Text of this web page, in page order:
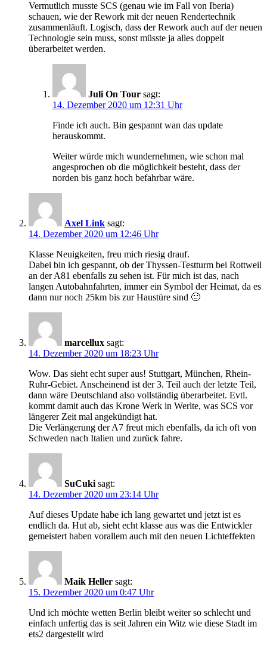
Vermutlich musste SCS (genau wie im Fall von Iberia)
schauen, wie der Rework mit der neuen Rendertechnik
zusammenläuft. Logisch, dass der Rework auch auf der neuen
Technologie sein muss, sonst müsste ja alles doppelt
überarbeitet werden.
Juli On Tour sagt:
14. Dezember 2020 um 12:31 Uhr
Finde ich auch. Bin gespannt wan das update
herauskommt.
Weiter würde mich wundernehmen, wie schon mal
angesprochen ob die möglichkeit besteht, dass der
norden bis ganz hoch befahrbar wäre.
Axel Link sagt:
14. Dezember 2020 um 12:46 Uhr
Klasse Neuigkeiten, freu mich riesig drauf.
Dabei bin ich gespannt, ob der Thyssen-Testturm bei Rottweil
an der A81 ebenfalls zu sehen ist. Für mich ist das, nach
langen Autobahnfahrten, immer ein Symbol der Heimat, da es
dann nur noch 25km bis zur Haustüre sind 🙂
marcellux sagt:
14. Dezember 2020 um 18:23 Uhr
Wow. Das sieht echt super aus! Stuttgart, München, Rhein-
Ruhr-Gebiet. Anscheinend ist der 3. Teil auch der letzte Teil,
dann wäre Deutschland also vollständig überarbeitet. Evtl.
kommt damit auch das Krone Werk in Werlte, was SCS vor
längerer Zeit mal angekündigt hat.
Die Verlängerung der A7 freut mich ebenfalls, da ich oft von
Schweden nach Italien und zurück fahre.
SuCuki sagt:
14. Dezember 2020 um 23:14 Uhr
Auf dieses Update habe ich lang gewartet und jetzt ist es
endlich da. Hut ab, sieht echt klasse aus was die Entwickler
gemeistert haben vorallem auch mit den neuen Lichteffekten
Maik Heller sagt:
15. Dezember 2020 um 0:47 Uhr
Und ich möchte wetten Berlin bleibt weiter so schlecht und
einfach unfertig das is seit Jahren ein Witz wie diese Stadt im
ets2 dargestellt wird